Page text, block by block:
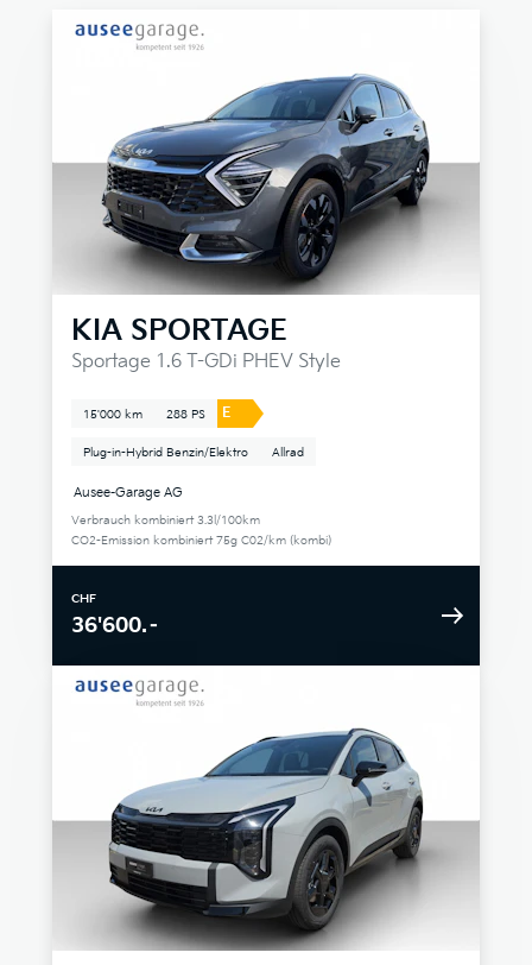
KIA SPORTAGE
Sportage 1.6 T-GDi PHEV Style
15'000 km 288 PS E
Plug-in-Hybrid Benzin/Elektro Allrad
Ausee-Garage AG
Verbrauch kombiniert 3.3l/100km
CO2-Emission kombiniert 75g C02/km (kombi)
CHF
36'600.–